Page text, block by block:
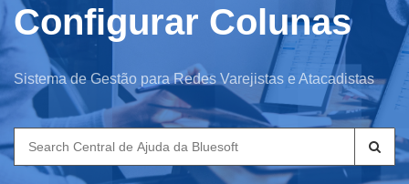
Configurar Colunas
Sistema de Gestão para Redes Varejistas e Atacadistas
Search
for: